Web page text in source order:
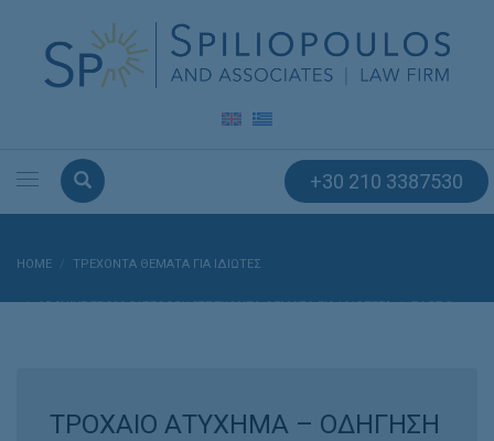
+30 210 3387530
HOME ΤΡΕΧΟΝΤΑ ΘΕΜΑΤΑ ΓΙΑ ΙΔΙΩΤΕΣ
ARCHIVE FROM CATEGORY "ΤΡΕΧΟΝΤΑ ΘΕΜΑΤΑ ΓΙΑ ΙΔΙΩΤΕΣ" PAGE 3
ΤΡΟΧΑΙΟ ΑΤΥΧΗΜΑ – ΟΔΗΓΗΣΗ